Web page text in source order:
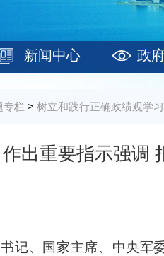
新闻中心 政
专栏 > 树立和践行正确政绩观学
出重要指示强调
、国家主席、中央军委